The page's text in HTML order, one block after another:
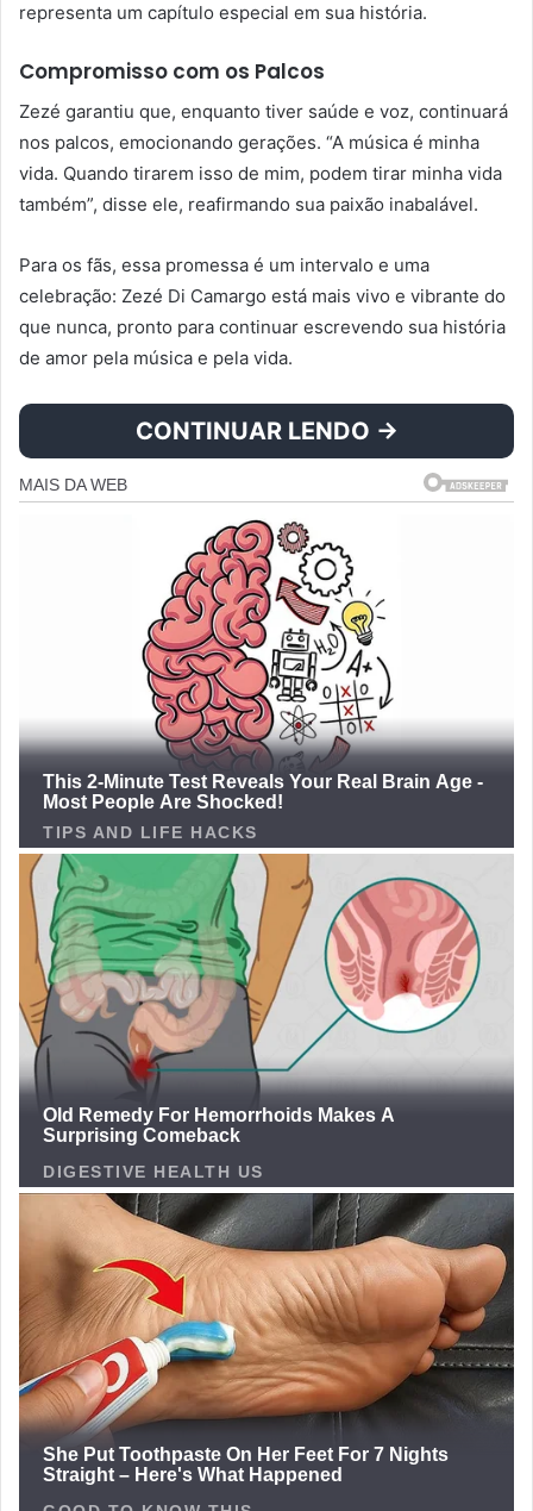
representa um capítulo especial em sua história.
Compromisso com os Palcos
Zezé garantiu que, enquanto tiver saúde e voz, continuará
nos palcos, emocionando gerações. “A música é minha
vida. Quando tirarem isso de mim, podem tirar minha vida
também”, disse ele, reafirmando sua paixão inabalável.
Para os fãs, essa promessa é um intervalo e uma
celebração: Zezé Di Camargo está mais vivo e vibrante do
que nunca, pronto para continuar escrevendo sua história
de amor pela música e pela vida.
CONTINUAR LENDO →